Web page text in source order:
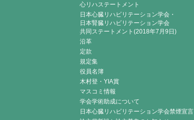
心リハステートメント
日本心臓リハビリテーション学会・
日本腎臓リハビリテーション学会
共同ステートメント(2018年7月9日)
沿革
定款
規定集
役員名簿
木村登・YIA賞
マスコミ情報
学会学術助成について
日本心臓リハビリテーション学会禁煙宣言